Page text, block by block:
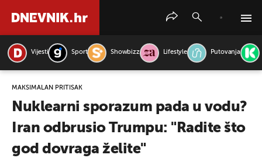
Vijesti Sport Showbizz Lifestyle Putovanja
MAKSIMALAN PRITISAK
Nuklearni sporazum pada u vodu?
Iran odbrusio Trumpu: "Radite što
god dovraga želite"
PRETRAŽITE VIJESTI